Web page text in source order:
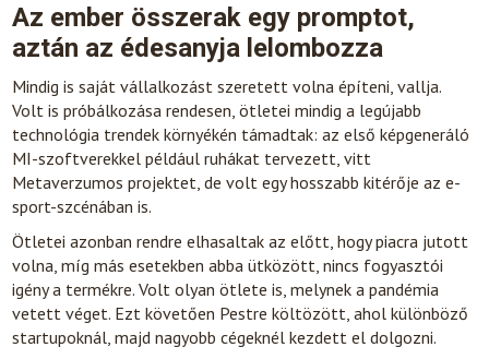
Az ember összerak egy promptot,
aztán az édesanyja lelombozza
Mindig is saját vállalkozást szeretett volna építeni, vallja.
Volt is próbálkozása rendesen, ötletei mindig a legújabb
technológia trendek környékén támadtak: az első képgeneráló
MI-szoftverekkel például ruhákat tervezett, vitt
Metaverzumos projektet, de volt egy hosszabb kitérője az e-
sport-szcénában is.
Ötletei azonban rendre elhasaltak az előtt, hogy piacra jutott
volna, míg más esetekben abba ütközött, nincs fogyasztói
igény a termékre. Volt olyan ötlete is, melynek a pandémia
vetett véget. Ezt követően Pestre költözött, ahol különböző
startupoknál, majd nagyobb cégeknél kezdett el dolgozni.